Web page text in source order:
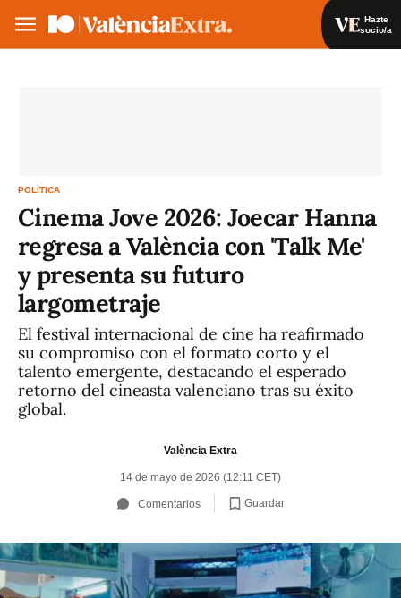
Hazte
socio/a
POLÍTICA
Cinema Jove 2026: Joecar Hanna
regresa a València con 'Talk Me'
y presenta su futuro
largometraje
El festival internacional de cine ha reafirmado
su compromiso con el formato corto y el
talento emergente, destacando el esperado
retorno del cineasta valenciano tras su éxito
global.
València Extra
14 de mayo de 2026 (12:11 CET)
Comentarios Guardar